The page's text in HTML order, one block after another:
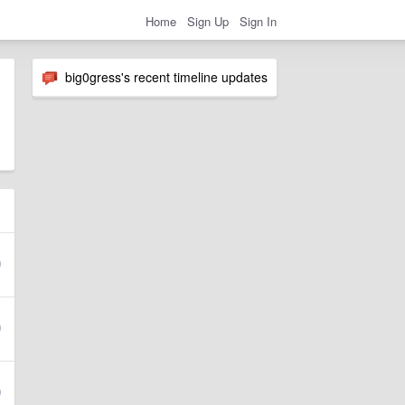
Home Sign Up Sign In
big0gress's recent timeline updates